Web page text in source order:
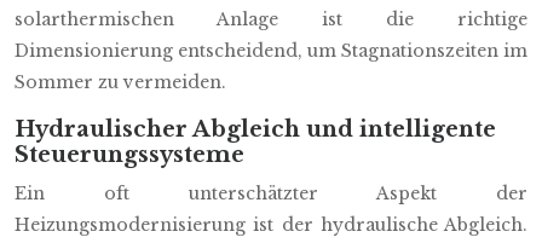
solarthermischen Anlage ist die richtige
Dimensionierung entscheidend, um Stagnationszeiten im
Sommer zu vermeiden.
Hydraulischer Abgleich und intelligente
Steuerungssysteme
Ein oft unterschätzter Aspekt der
Heizungsmodernisierung ist der hydraulische Abgleich.